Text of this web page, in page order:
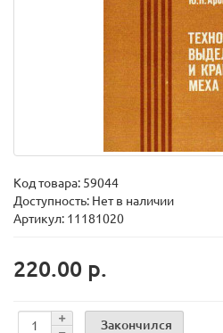
Код товара: 59044
Доступность: Нет в наличии
Артикул: 11181020
220.00 р.
Закончился